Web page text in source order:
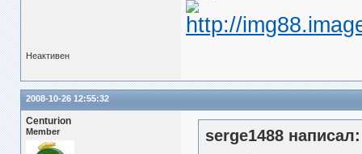
Неактивен
2008-10-26 12:55:32
Centurion
Member
serge1488 написал: